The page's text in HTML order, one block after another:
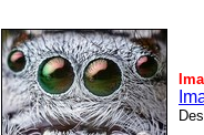
Des